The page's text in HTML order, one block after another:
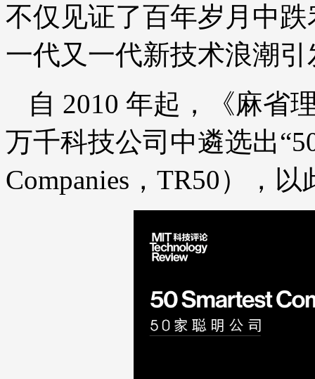
不仅见证了百年岁月中
一代又一代新技术浪潮
自 2010 年起，《麻省
万千科技公司中遴选出
Companies，TR50），